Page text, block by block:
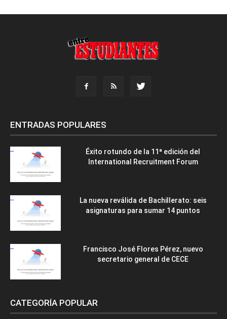
ENTRADAS POPULARES
Éxito rotundo de la 11ª edición del
International Recruitment Forum
La nueva reválida de Bachillerato: seis
asignaturas para sumar 14 puntos
Francisco José Flores Pérez, nuevo
secretario general de CECE
CATEGORÍA POPULAR